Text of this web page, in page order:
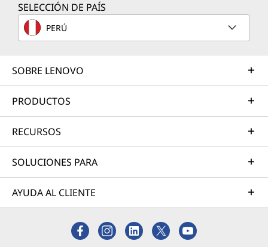
SELECCIÓN DE PAÍS
PERÚ
SOBRE LENOVO
PRODUCTOS
RECURSOS
SOLUCIONES PARA
AYUDA AL CLIENTE